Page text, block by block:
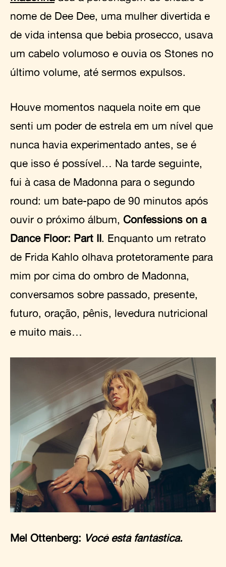
nome de Dee Dee, uma mulher divertida e
de vida intensa que bebia prosecco, usava
um cabelo volumoso e ouvia os Stones no
último volume, até sermos expulsos.
Houve momentos naquela noite em que
senti um poder de estrela em um nível que
nunca havia experimentado antes, se é
que isso é possível… Na tarde seguinte,
fui à casa de Madonna para o segundo
round: um bate-papo de 90 minutos após
ouvir o próximo álbum, Confessions on a
Dance Floor: Part II. Enquanto um retrato
de Frida Kahlo olhava protetoramente para
mim por cima do ombro de Madonna,
conversamos sobre passado, presente,
futuro, oração, pênis, levedura nutricional
e muito mais…
Mel Ottenberg: Você está fantástica.